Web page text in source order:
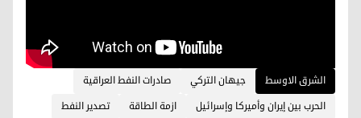
الشرق الاوسط جيهان التركي
صادرات النفط العراقية
الحرب بين إيران وأميركا وإسرائيل
ازمة الطاقة تصدير النفط